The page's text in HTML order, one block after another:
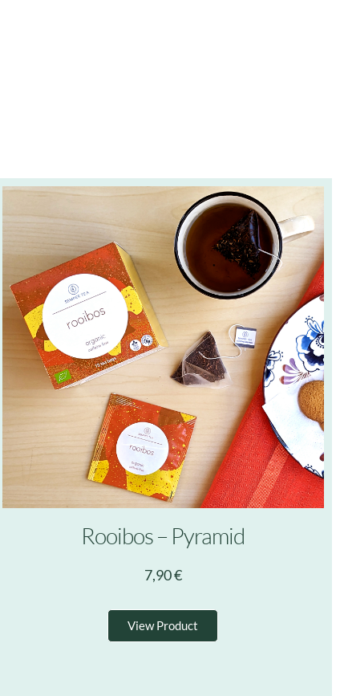
Rooibos – Pyramid
7,90€
View Product